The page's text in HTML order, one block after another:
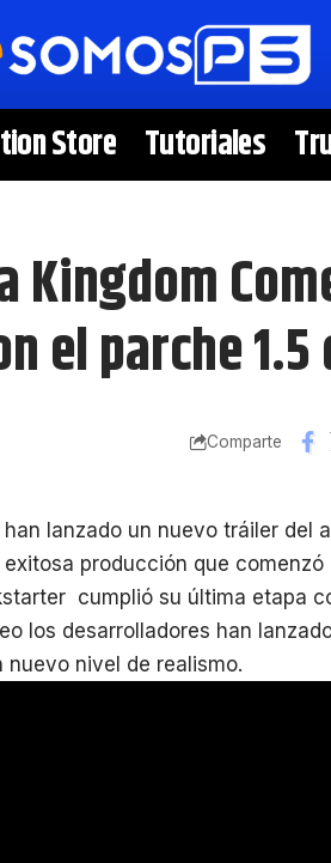
Store Tutoriales
Kingdom
el parche
Comparte
han lanzado un nuevo tráiler del
exitosa producción que
cumplió su última etapa
los desarrolladores han
nuevo nivel de realismo.